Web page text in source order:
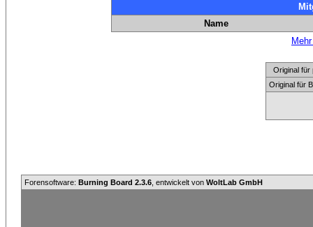
Name
Original für
Original für
Forensoftware: Burning Board 2.3.6 , entwickelt von WoltLab GmbH